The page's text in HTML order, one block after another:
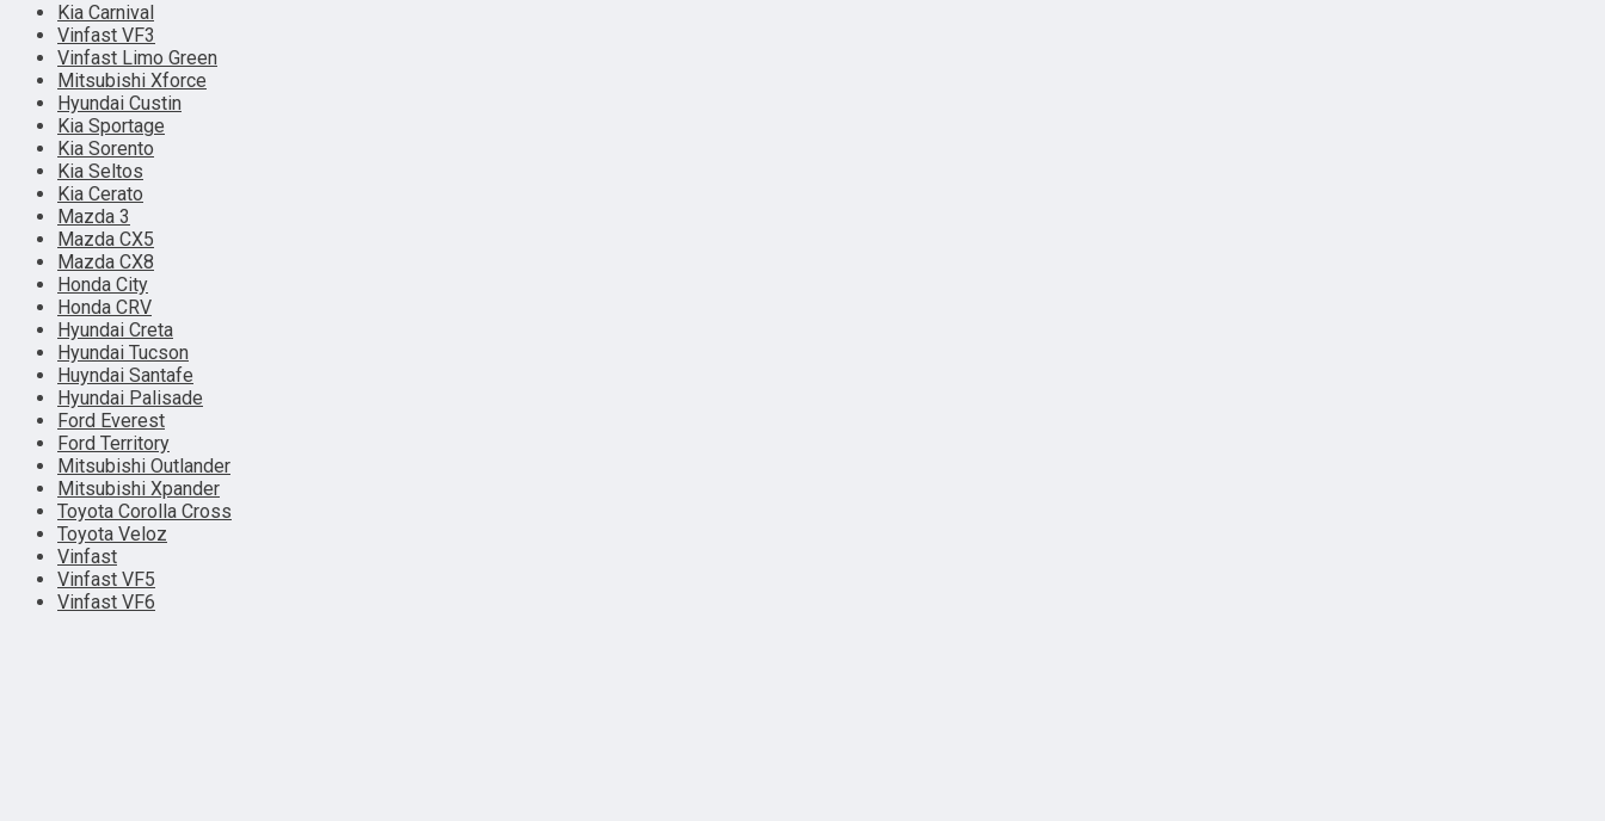
Kia Carnival
Vinfast VF3
Vinfast Limo Green
Mitsubishi Xforce
Hyundai Custin
Kia Sportage
Kia Sorento
Kia Seltos
Kia Cerato
Mazda 3
Mazda CX5
Mazda CX8
Honda City
Honda CRV
Hyundai Creta
Hyundai Tucson
Huyndai Santafe
Hyundai Palisade
Ford Everest
Ford Territory
Mitsubishi Outlander
Mitsubishi Xpander
Toyota Corolla Cross
Toyota Veloz
Vinfast
Vinfast VF5
Vinfast VF6